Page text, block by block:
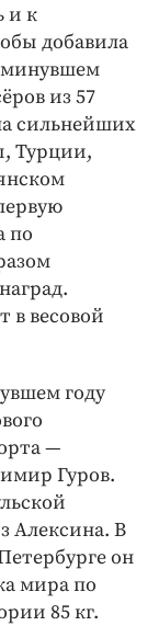
и к
добавила
минувшем
из 57
сильнейших
Турции,
по
в весовой
году
—
Гуров.
Алексина. В
он
мира по
85 кг.